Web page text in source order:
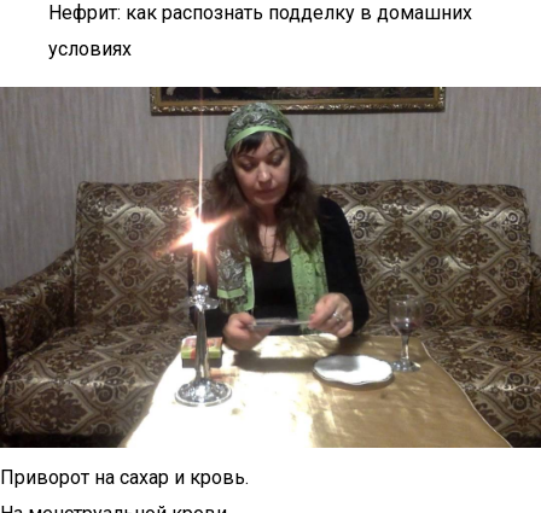
Нефрит: как распознать подделку в домашних
условиях
Приворот на сахар и кровь.